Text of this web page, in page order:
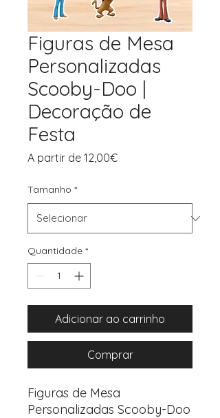
Figuras de Mesa
Personalizadas
Scooby-Doo |
Decoração de
Festa
A partir de 12,00€Preço
Tamanho *
Quantidade *
Adicionar ao carrinho
Comprar
Figuras de Mesa
Personalizadas Scooby-Doo